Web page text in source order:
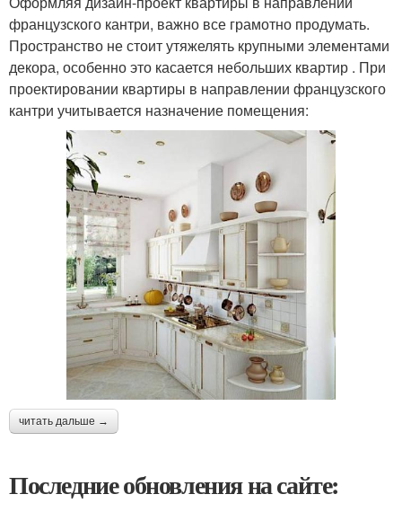
французского кантри, важно все грамотно продумать.
Пространство не стоит утяжелять крупными элементами
декора, особенно это касается небольших квартир . При
проектировании квартиры в направлении французского
кантри учитывается назначение помещения:
читать дальше →
Последние обновления на сайте: